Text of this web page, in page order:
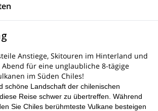
Anstiege, Skitouren im Hinterland und
für eine unglaubliche 8-tägige
im Süden Chiles!
schöne Landschaft der chilenischen
Reise schwer zu übertreffen. Während
Sie Chiles berühmteste Vulkane besteigen